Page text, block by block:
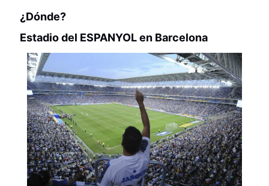
¿Dónde?
Estadio del ESPANYOL en Barcelona